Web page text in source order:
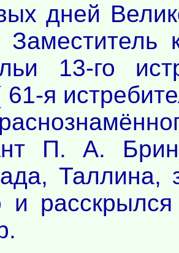
дней
Заместитель
13-го
я
П. А.
Таллина,
и